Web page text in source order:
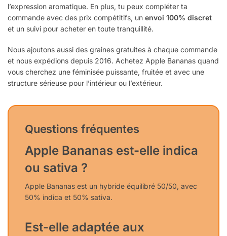
l’expression aromatique. En plus, tu peux compléter ta
commande avec des prix compétitifs, un envoi 100% discret
et un suivi pour acheter en toute tranquillité.
Nous ajoutons aussi des graines gratuites à chaque commande
et nous expédions depuis 2016. Achetez Apple Bananas quand
vous cherchez une féminisée puissante, fruitée et avec une
structure sérieuse pour l’intérieur ou l’extérieur.
Questions fréquentes
Apple Bananas est-elle indica
ou sativa ?
Apple Bananas est un hybride équilibré 50/50, avec
50% indica et 50% sativa.
Est-elle adaptée aux